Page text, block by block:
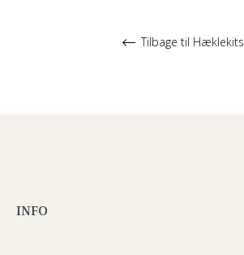
Tilbage til Hæklekits
INFO